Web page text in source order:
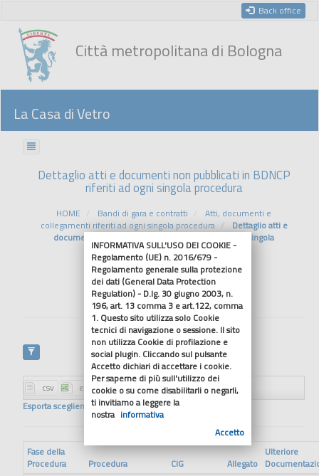
Back office
Città metropolitana di Bologna
La Casa di Vetro
Dettaglio atti e documenti non pubblicati in BDNCP
riferiti ad ogni singola procedura
HOME Bandi di gara e contratti
Atti, documenti e
collegamenti riferiti ad ogni singola procedura
Dettaglio atti e
documenti non pubblicati in BDNCP riferiti ad ogni singola
procedura
Riferimenti normativi
Esporta scegliendo il formato
Fase della
Procedura
Procedura CIG Allegato
Ulteriore
INFORMATIVA SULL'USO DEI COOKIE -
Regolamento (UE) n. 2016/679 -
Regolamento generale sulla protezione
dei dati (General Data Protection
Regulation) - D.lg. 30 giugno 2003, n.
196, art. 13 comma 3 e art.122, comma
1. Questo sito utilizza solo Cookie
tecnici di navigazione o sessione. Il sito
non utilizza Cookie di profilazione e
social plugin. Cliccando sul pulsante
Accetto dichiari di accettare i cookie.
Per saperne di più sull'utilizzo dei
cookie o su come disabilitarli o negarli,
ti invitiamo a leggere la
nostra informativa
Accetto